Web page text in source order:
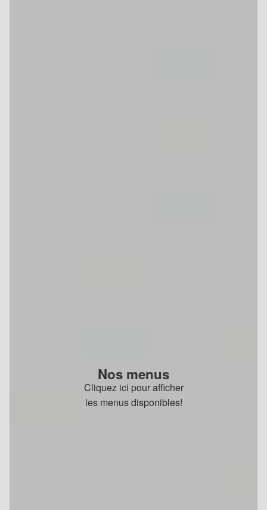
Nos menus
Cliquez ici pour afficher
les menus disponibles!